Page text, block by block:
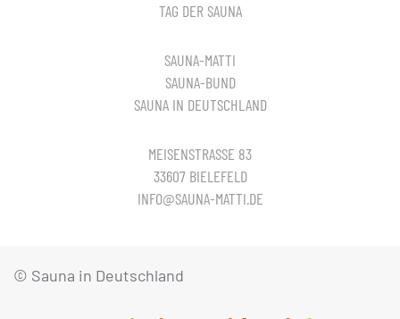
TAG DER SAUNA
SAUNA-MATTI
SAUNA-BUND
SAUNA IN DEUTSCHLAND
MEISENSTRASSE 83
33607 BIELEFELD
INFO@SAUNA-MATTI.DE
© Sauna in Deutschland